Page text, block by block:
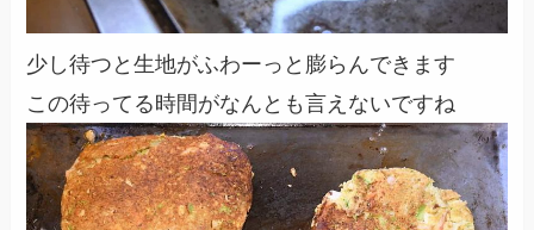
少し待つと生地がふわーっと膨らんできます
この待ってる時間がなんとも言えないですね